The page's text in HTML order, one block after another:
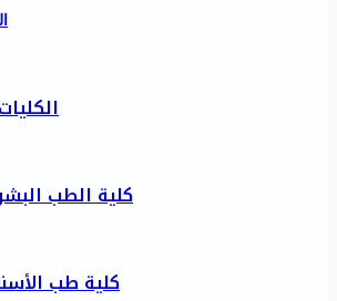
كلية الطب
كلية طب